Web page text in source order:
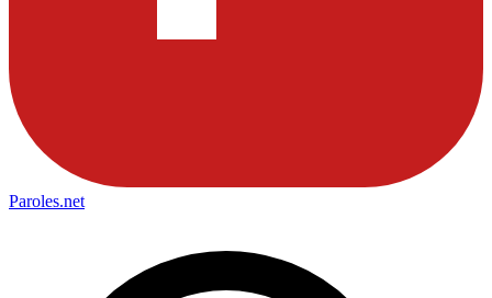
Paroles.net